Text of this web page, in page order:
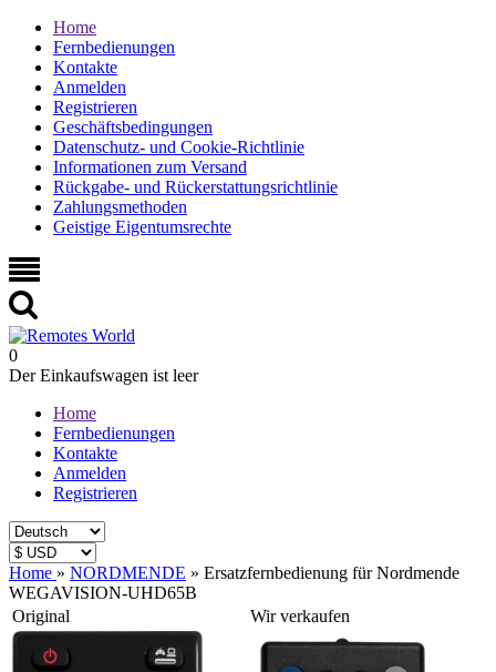
Home
Fernbedienungen
Kontakte
Anmelden
Registrieren
Geschäftsbedingungen
Datenschutz- und Cookie-Richtlinie
Informationen zum Versand
Rückgabe- und Rückerstattungsrichtlinie
Zahlungsmethoden
Geistige Eigentumsrechte
0
Der Einkaufswagen ist leer
Home
Fernbedienungen
Kontakte
Anmelden
Registrieren
Home » NORDMENDE » Ersatzfernbedienung für Nordmende
WEGAVISION-UHD65B
Original
Wir verkaufen